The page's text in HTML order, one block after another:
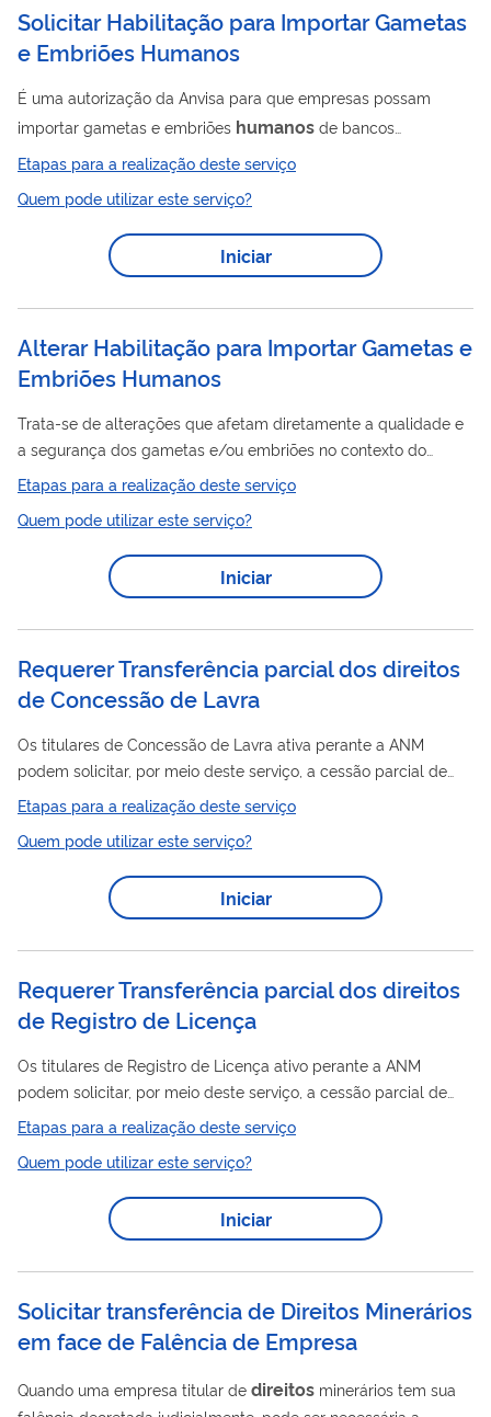
Solicitar Habilitação para Importar Gametas
e Embriões Humanos
É uma autorização da Anvisa para que empresas possam
importar gametas e embriões humanos de bancos
internacionais, para a realização de procedimentos de
reprodução humana assistida. A regulamentação da
habilitação de empresas importadoras de gametas
foi estabelecida pela RDC nº 771/2022, visando estipular
requisitos mínimos essenciais para que uma empresa possa
também assegura que os bancos fornecedores de gametas
humanos...
Etapas para a realização deste serviço
Quem pode utilizar este serviço?
Iniciar
Alterar Habilitação para Importar Gametas e
Embriões Humanos
Trata-se de alterações que afetam diretamente a qualidade e
a segurança dos gametas e/ou embriões no contexto do
processo de habilitação de importadores junto à Anvisa.
Modificações relacionadas à segurança e à qualidade das
amostras, como testagens, alterações nas técnicas de
processamento ou mudanças nas empresas transportadoras,
são classificadas como modificações substanciais e requerem
Etapas para a realização deste serviço
Quem pode utilizar este serviço?
Iniciar
Requerer Transferência parcial dos direitos
de Concessão de Lavra
Os titulares de Concessão de Lavra ativa perante a ANM
podem solicitar, por meio deste serviço, a cessão parcial de
direitosminerários a terceiros. A cessão parcial ocorre
quando o titular transfere parte dos
relativos à área da concessão de lavra para outra pessoa física
ou jurídica. Nesse caso, o adquirente (cessionário) passa a
direitose obrigações relacionados exclusivamente
Etapas para a realização deste serviço
Quem pode utilizar este serviço?
Iniciar
Requerer Transferência parcial dos direitos
de Registro de Licença
Os titulares de Registro de Licença ativo perante a ANM
podem solicitar, por meio deste serviço, a cessão parcial de
direitosminerários a terceiros. A cessão parcial ocorre
quando o titular transfere parte dos
relativos à área do título para outra pessoa física ou jurídica.
Nesse caso, o adquirente (cessionário) passa a assumir os
e obrigações relacionados exclusivamente à área
Etapas para a realização deste serviço
Quem pode utilizar este serviço?
Iniciar
Solicitar transferência de Direitos Minerários
em face de Falência de Empresa
Quando uma empresa titular de direitos minerários tem sua